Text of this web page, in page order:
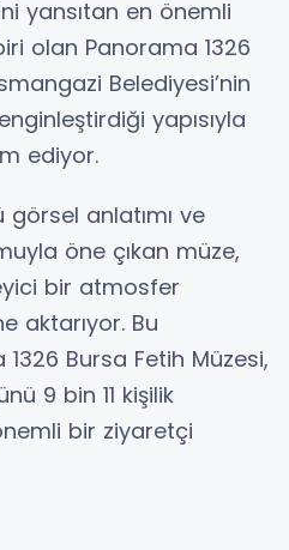
yansıtan en önemli
olan Panorama 1326
Belediyesi’nin
yapısıyla
ediyor.
anlatımı ve
öne çıkan müze,
bir atmosfer
aktarıyor. Bu
Bursa Fetih Müzesi,
9 bin 11 kişilik
bir ziyaretçi